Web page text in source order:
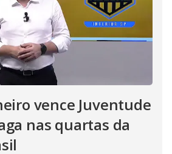
vence Juventude
nas quartas da